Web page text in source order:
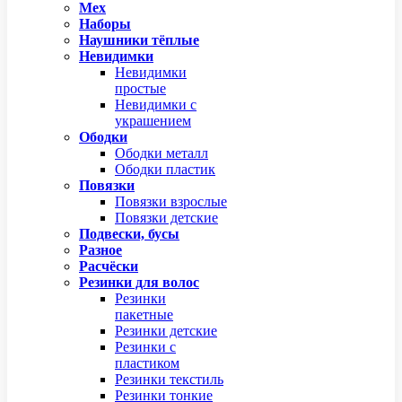
Мех
Наборы
Наушники тёплые
Невидимки
Невидимки
простые
Невидимки с
украшением
Ободки
Ободки металл
Ободки пластик
Повязки
Повязки взрослые
Повязки детские
Подвески, бусы
Разное
Расчёски
Резинки для волос
Резинки
пакетные
Резинки детские
Резинки с
пластиком
Резинки текстиль
Резинки тонкие